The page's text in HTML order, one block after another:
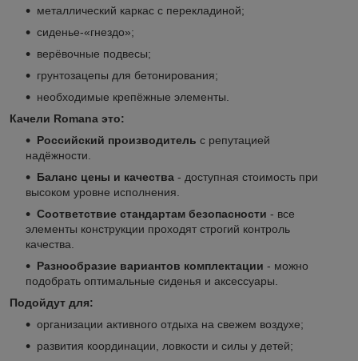
металлический каркас с перекладиной;
сиденье-«гнездо»;
верёвочные подвесы;
грунтозацепы для бетонирования;
необходимые крепёжные элементы.
Качели Romana это:
Российский производитель с репутацией
надёжности.
Баланс цены и качества - доступная стоимость при
высоком уровне исполнения.
Соответствие стандартам безопасности - все
элементы конструкции проходят строгий контроль
качества.
Разнообразие вариантов комплектации - можно
подобрать оптимальные сиденья и аксессуары.
Подойдут для:
организации активного отдыха на свежем воздухе;
развития координации, ловкости и силы у детей;